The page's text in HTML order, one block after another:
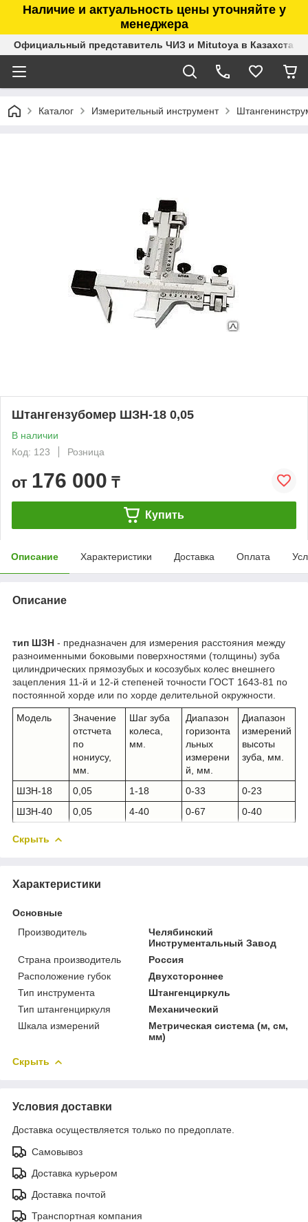
Наличие и актуальность цены уточняйте у
менеджера
Официальный представитель ЧИЗ и Mitutoya в Казахстане
Каталог Измерительный инструмент
Штангензубомер ШЗН-18 0,05
В наличии
Код: 123
Розница
от 176 000 ₸
Купить
Описание Характеристики Доставка Оплата
Описание
тип ШЗН - предназначен для измерения расстояния между
разноименными боковыми поверхностями (толщины) зуба
цилиндрических прямозубых и косозубых колес внешнего
зацепления 11-й и 12-й степеней точности ГОСТ 1643-81 по
постоянной хорде или по хорде делительной окружности.
Модель
Значение
отстчета
по
нониусу,
мм.
Шаг зуба
колеса,
мм.
Диапазон
горизонта
льных
измерени
й, мм.
Диапазон
измерений
высоты
зуба, мм.
ШЗН-18 0,05 1-18 0-33
0-23
ШЗН-40
0,05 4-40 0-67 0-40
Скрыть
Характеристики
Основные
Производитель
Челябинский
Инструментальный Завод
Страна производитель
Россия
Расположение губок
Двухстороннее
Тип инструмента
Штангенциркуль
Тип штангенциркуля
Механический
Шкала измерений
Метрическая система (м, см,
мм)
Скрыть
Условия доставки
Доставка осуществляется только по предоплате.
Самовывоз
Доставка курьером
Доставка почтой
Транспортная компания